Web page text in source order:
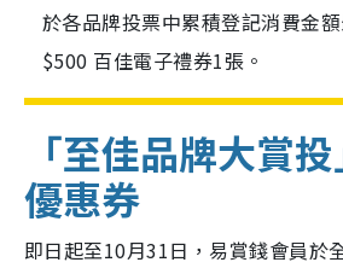
於各品牌投票中累積登記消費金
$500 百佳電子禮券1張。
「至佳品牌大賞
優惠券
即日起至10月31日，易賞錢會員於